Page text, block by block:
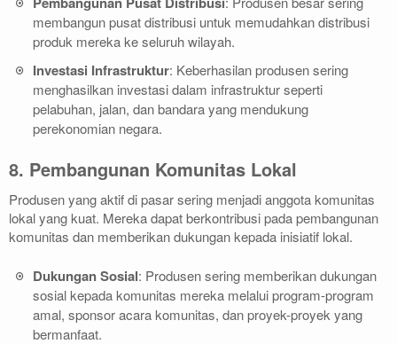
membangun pusat distribusi untuk memudahkan distribusi
produk mereka ke seluruh wilayah.
Investasi Infrastruktur: Keberhasilan produsen sering
menghasilkan investasi dalam infrastruktur seperti
pelabuhan, jalan, dan bandara yang mendukung
perekonomian negara.
8. Pembangunan Komunitas Lokal
Produsen yang aktif di pasar sering menjadi anggota komunitas
lokal yang kuat. Mereka dapat berkontribusi pada pembangunan
komunitas dan memberikan dukungan kepada inisiatif lokal.
Dukungan Sosial: Produsen sering memberikan dukungan
sosial kepada komunitas mereka melalui program-program
amal, sponsor acara komunitas, dan proyek-proyek yang
bermanfaat.